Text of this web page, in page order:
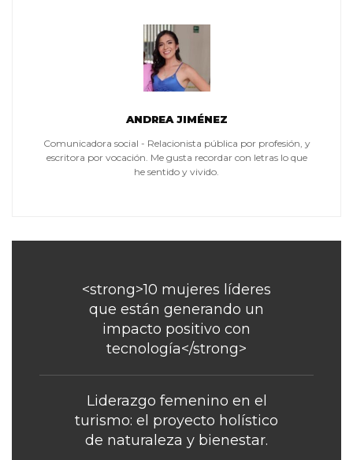
ANDREA JIMÉNEZ
Comunicadora social - Relacionista pública por profesión, y
escritora por vocación. Me gusta recordar con letras lo que
he sentido y vivido.
<strong>10 mujeres líderes
que están generando un
impacto positivo con
tecnología</strong>
Liderazgo femenino en el
turismo: el proyecto holístico
de naturaleza y bienestar.